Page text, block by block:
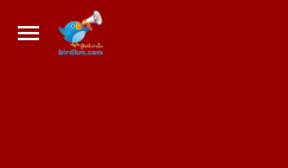
Skip to main content